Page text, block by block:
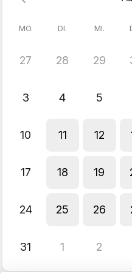
Auf Anfrage sind auch 60
! Bitte folgendes
Wir freuen uns auf Euch!
MO. DI. MI.
27 28 29
3 4 5
10 11 12
17 18 19
24 25 26
31 1 2